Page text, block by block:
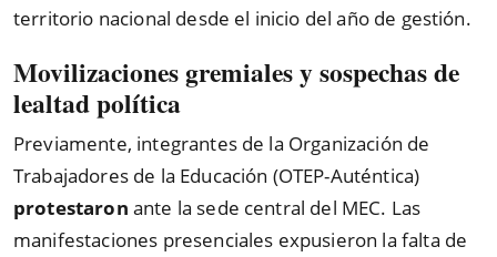
territorio nacional desde el inicio del año de gestión.
Movilizaciones gremiales y sospechas de
lealtad política
Previamente, integrantes de la Organización de
Trabajadores de la Educación (OTEP-Auténtica)
protestaron ante la sede central del MEC. Las
manifestaciones presenciales expusieron la falta de